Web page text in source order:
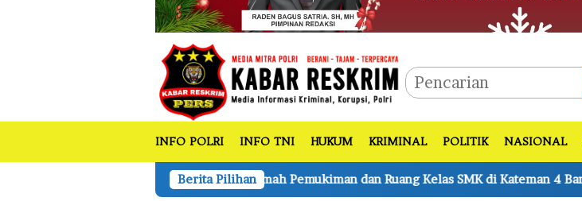
INFO POLRI INFO TNI HUKUM KRIMINAL POLITIK NASIONAL
Berita Pilihan
Kebakaran Rumah Pemukiman dan Ruang Kelas SMK di Kateman 4 Bangunan dan Sekolah Hangus